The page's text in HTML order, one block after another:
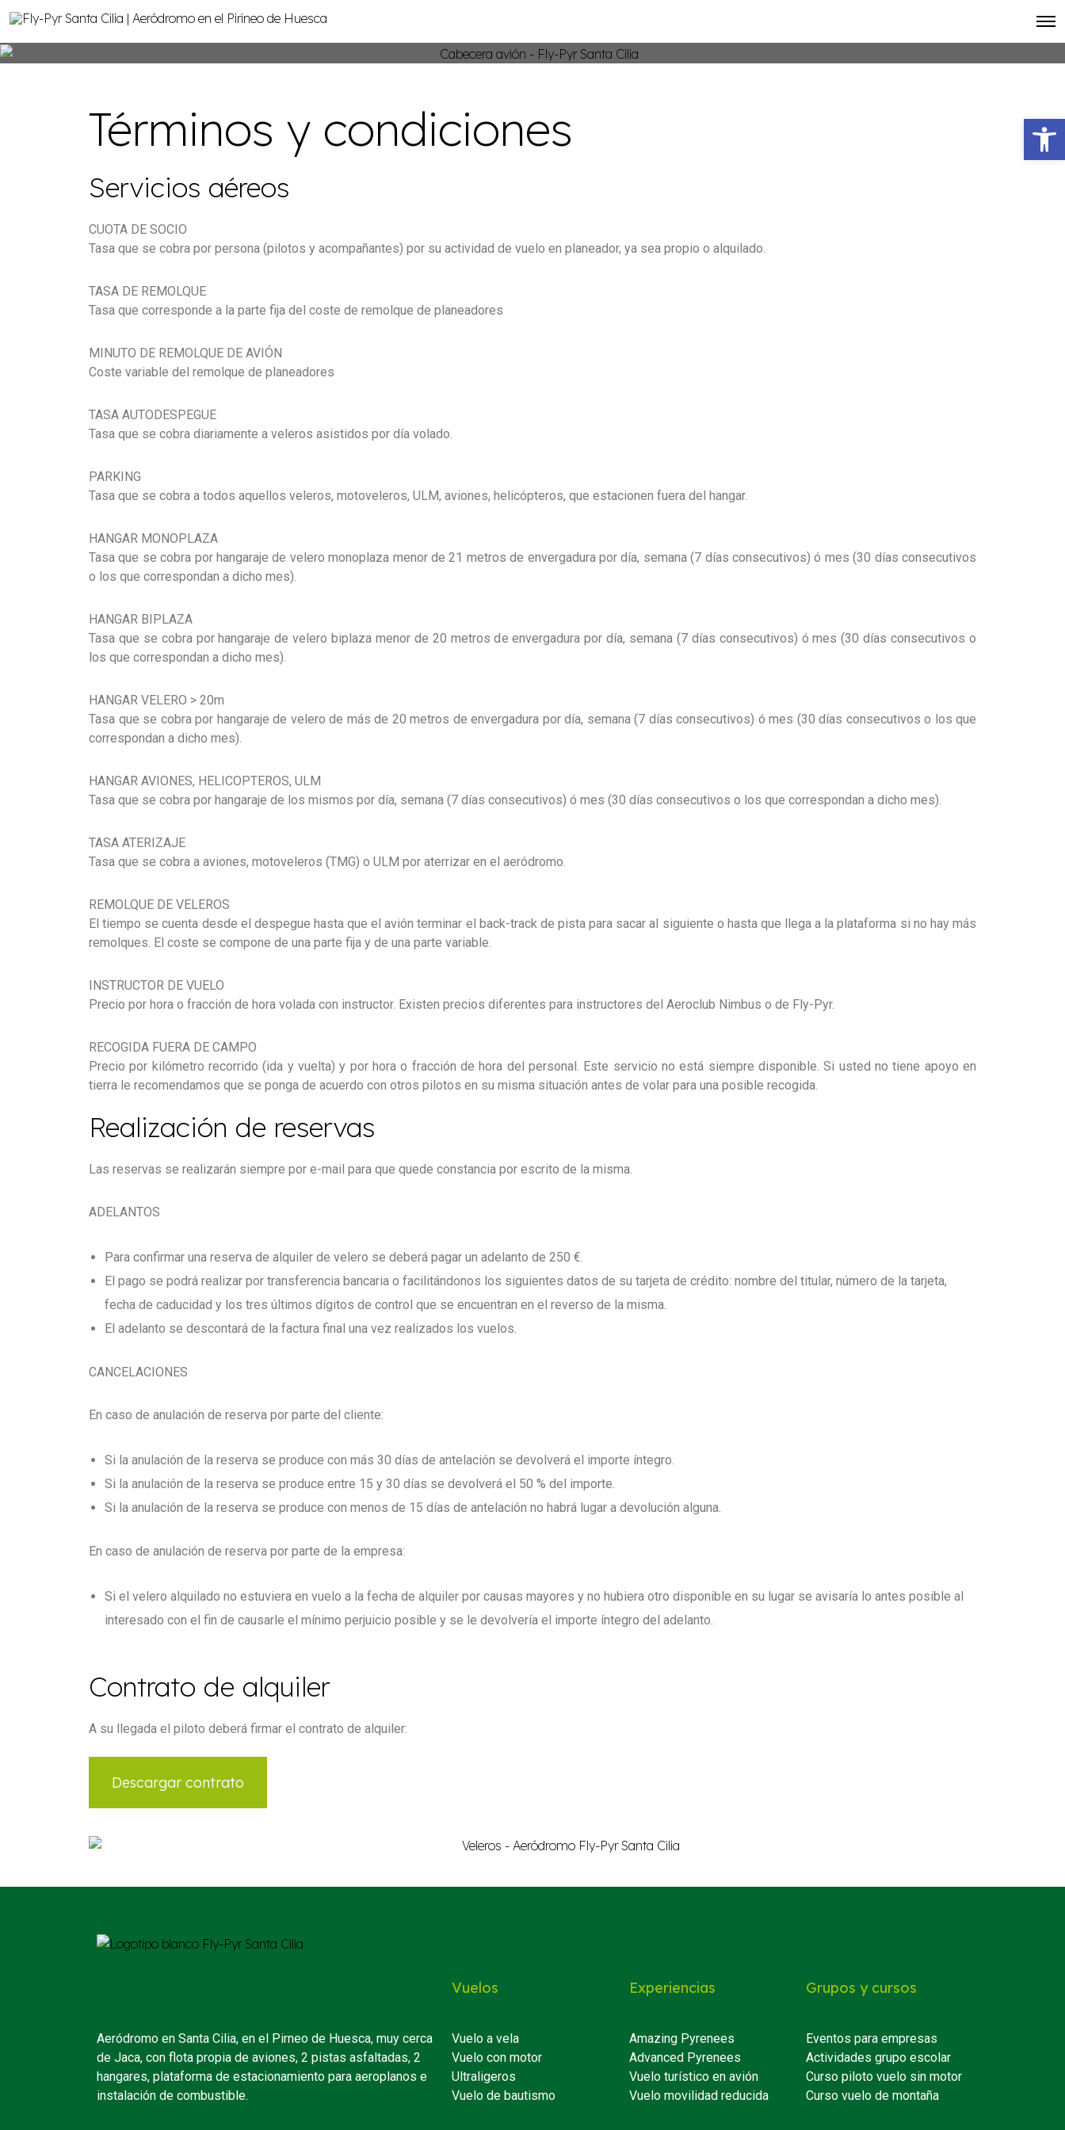
Abrir barra de herramientas
Términos y condiciones
Servicios aéreos
CUOTA DE SOCIO
Tasa que se cobra por persona (pilotos y acompañantes) por su actividad de vuelo en planeador, ya sea propio o alquilado.
TASA DE REMOLQUE
Tasa que corresponde a la parte fija del coste de remolque de planeadores
MINUTO DE REMOLQUE DE AVIÓN
Coste variable del remolque de planeadores
TASA AUTODESPEGUE
Tasa que se cobra diariamente a veleros asistidos por día volado.
PARKING
Tasa que se cobra a todos aquellos veleros, motoveleros, ULM, aviones, helicópteros, que estacionen fuera del hangar.
HANGAR MONOPLAZA
Tasa que se cobra por hangaraje de velero monoplaza menor de 21 metros de envergadura por día, semana (7 días consecutivos) ó mes (30 días consecutivos
o los que correspondan a dicho mes).
HANGAR BIPLAZA
Tasa que se cobra por hangaraje de velero biplaza menor de 20 metros de envergadura por día, semana (7 días consecutivos) ó mes (30 días consecutivos o
los que correspondan a dicho mes).
HANGAR VELERO > 20m
Tasa que se cobra por hangaraje de velero de más de 20 metros de envergadura por día, semana (7 días consecutivos) ó mes (30 días consecutivos o los que
correspondan a dicho mes).
HANGAR AVIONES, HELICOPTEROS, ULM
Tasa que se cobra por hangaraje de los mismos por día, semana (7 días consecutivos) ó mes (30 días consecutivos o los que correspondan a dicho mes).
TASA ATERIZAJE
Tasa que se cobra a aviones, motoveleros (TMG) o ULM por aterrizar en el aeródromo.
REMOLQUE DE VELEROS
El tiempo se cuenta desde el despegue hasta que el avión terminar el back-track de pista para sacar al siguiente o hasta que llega a la plataforma si no hay más
remolques. El coste se compone de una parte fija y de una parte variable.
INSTRUCTOR DE VUELO
Precio por hora o fracción de hora volada con instructor. Existen precios diferentes para instructores del Aeroclub Nimbus o de Fly-Pyr.
RECOGIDA FUERA DE CAMPO
Precio por kilómetro recorrido (ida y vuelta) y por hora o fracción de hora del personal. Este servicio no está siempre disponible. Si usted no tiene apoyo en
tierra le recomendamos que se ponga de acuerdo con otros pilotos en su misma situación antes de volar para una posible recogida.
Realización de reservas
Las reservas se realizarán siempre por e-mail para que quede constancia por escrito de la misma.
ADELANTOS
Para confirmar una reserva de alquiler de velero se deberá pagar un adelanto de 250 €.
El pago se podrá realizar por transferencia bancaria o facilitándonos los siguientes datos de su tarjeta de crédito: nombre del titular, número de la tarjeta,
fecha de caducidad y los tres últimos dígitos de control que se encuentran en el reverso de la misma.
El adelanto se descontará de la factura final una vez realizados los vuelos.
CANCELACIONES
En caso de anulación de reserva por parte del cliente:
Si la anulación de la reserva se produce con más 30 días de antelación se devolverá el importe íntegro.
Si la anulación de la reserva se produce entre 15 y 30 días se devolverá el 50 % del importe.
Si la anulación de la reserva se produce con menos de 15 días de antelación no habrá lugar a devolución alguna.
En caso de anulación de reserva por parte de la empresa:
Si el velero alquilado no estuviera en vuelo a la fecha de alquiler por causas mayores y no hubiera otro disponible en su lugar se avisaría lo antes posible al
interesado con el fin de causarle el mínimo perjuicio posible y se le devolvería el importe íntegro del adelanto.
Contrato de alquiler
A su llegada el piloto deberá firmar el contrato de alquiler:
Descargar contrato
Aeródromo en Santa Cilia, en el Pirneo de Huesca, muy cerca
de Jaca, con flota propia de aviones, 2 pistas asfaltadas, 2
hangares, plataforma de estacionamiento para aeroplanos e
instalación de combustible.
Vuelos
Vuelo a vela
Vuelo con motor
Ultraligeros
Vuelo de bautismo
Experiencias
Amazing Pyrenees
Advanced Pyrenees
Vuelo turístico en avión
Vuelo movilidad reducida
Grupos y cursos
Eventos para empresas
Actividades grupo escolar
Curso piloto vuelo sin motor
Curso vuelo de montaña